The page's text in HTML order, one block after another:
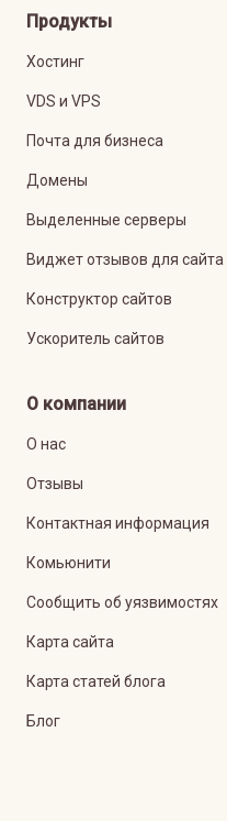
Продукты
Хостинг
VDS и VPS
Почта для бизнеса
Домены
Выделенные серверы
Виджет отзывов для сайта
Конструктор сайтов
Ускоритель сайтов
О компании
О нас
Отзывы
Контактная информация
Комьюнити
Сообщить об уязвимостях
Карта сайта
Карта статей блога
Блог